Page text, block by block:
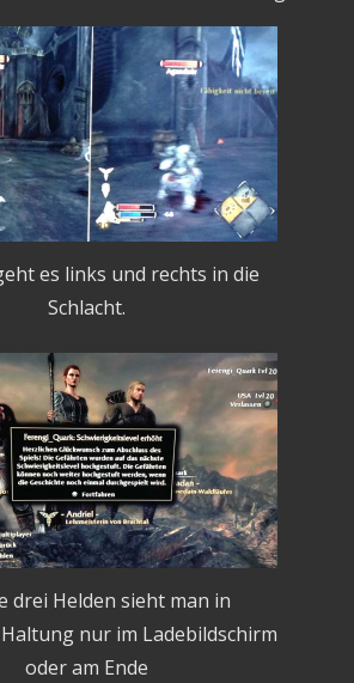
es links und rechts in die
Schlacht.
drei Helden sieht man in
nur im Ladebildschirm
oder am Ende